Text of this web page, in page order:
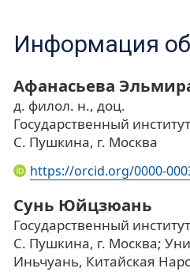
Информация
Афанасьева
д. филол. н., доц.
Государственный
С. Пушкина, г. Москва
https://orcid.org/0000-
Сунь Юйцзюань
Государственный
С. Пушкина, г. Москва;
Иньчуань, Китайская